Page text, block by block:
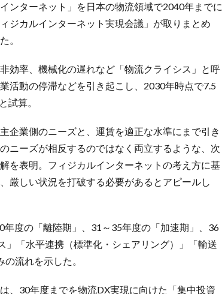
ンターネット」を日本の物流領域で2040年までに
ジカルインターネット実現会議」が取りまとめ
。
効率、機械化の遅れなど「物流クライシス」と呼
活動の停滞などを引き起こし、2030年時点で7.5
試算。
企業側のニーズと、運賃を適正な水準にまで引き
ニーズが相反するのではなく両立するような、次
を表明。フィジカルインターネットの考え方に基
厳しい状況を打破する必要があるとアピールし
度の「離陸期」、31～35年度の「加速期」、36
」「水平連携（標準化・シェアリング）」「輸送
流れを示した。
、30年度までを物流DX実現に向けた「集中投資